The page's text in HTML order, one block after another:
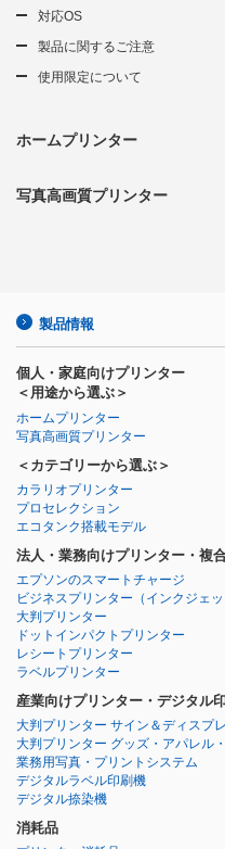
対応OS
製品に関するご注意
使用限定について
ホームプリンター
写真高画質プリンター
製品情報
個人・家庭向けプリンター
＜用途から選ぶ＞
ホームプリンター
写真高画質プリンター
＜カテゴリーから選ぶ＞
カラリオプリンター
プロセレクション
エコタンク搭載モデル
法人・業務向けプリンター・複
エプソンのスマートチャージ
ビジネスプリンター （インクジェ
大判プリンター
ドットインパクトプリンター
レシートプリンター
ラベルプリンター
産業向けプリンター・デジタル
大判プリンター サイン＆ディスプ
大判プリンター グッズ・アパレル
業務用写真・プリントシステム
デジタルラベル印刷機
デジタル捺染機
消耗品